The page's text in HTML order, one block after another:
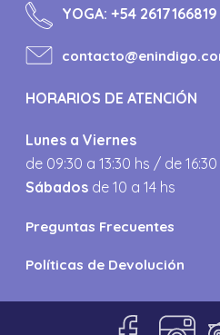
YOGA:+54 2617166819
HORARIOS DE ATENCIÓN
Lunes a Viernes
de 09:30 a 13:30 hs / de
Sábados de 10 a 14 hs
Preguntas Frecuentes
Políticas de Devolución